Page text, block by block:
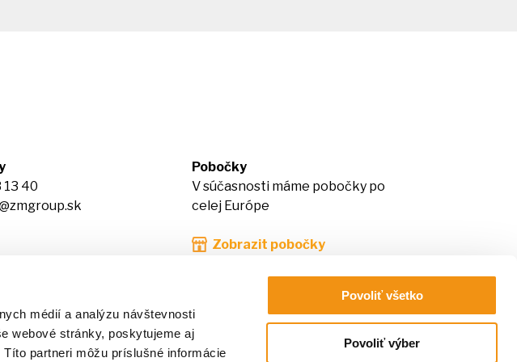
médií a analýzu návštevnosti
webové stránky, poskytujeme aj
partneri môžu príslušné informácie
Povoliť všetko
Povoliť výber
13 40
Pobočky
V súčasnosti máme pobočky po
celej Európe
Zobrazit pobočky